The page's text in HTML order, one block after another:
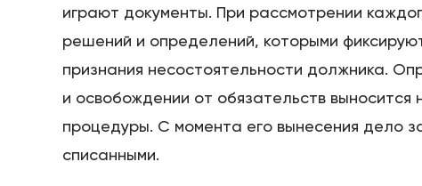
играют документы. При рассмотрении
решений и определений, которыми
признания несостоятельности должника.
и освобождении от обязательств
процедуры. С момента его вынесения дело
списанными.